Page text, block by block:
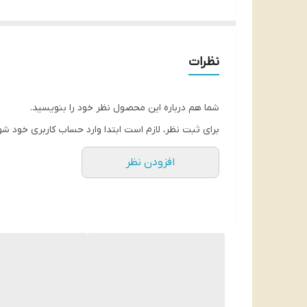
•بارکد کالا:8690819111060
تاریخ انقضا:2026/5
نظرات
شما هم درباره این محصول نظر خود را بنویسید.
برای ثبت نظر، لازم است ابتدا وارد حساب کاربری خود
افزودن نظر